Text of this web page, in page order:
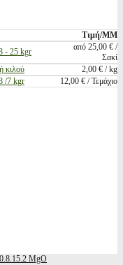
Τιμή/ΜΜ
- 25 kgr
από 25,00 € /
Σακί
κιλού
2,00 € / kg
/7 kgr 12,00 € / Τεμάχιο
MgO